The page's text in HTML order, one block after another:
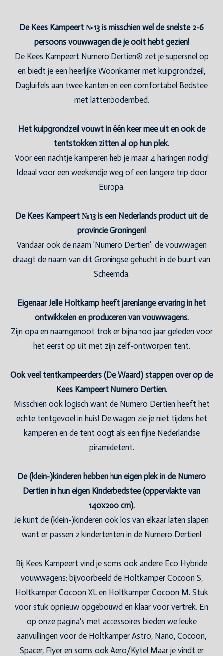
De Kees Kampeert №13 is misschien wel de snelste 2-6
persoons vouwwagen die je ooit hebt gezien!
De Kees Kampeert Numero Dertien® zet je supersnel op
en biedt je een heerlijke Woonkamer met kuipgrondzeil,
Dagluifels aan twee kanten en een comfortabel Bedstee
met lattenbodembed.
Het kuipgrondzeil vouwt in één keer mee uit en ook de
tentstokken zitten al op hun plek.
Voor een nachtje kamperen heb je maar 4 haringen nodig!
Ideaal voor een weekendje weg of een langere trip door
Europa.
De Kees Kampeert №13 is een Nederlands product uit de
provincie Groningen!
Vandaar ook de naam 'Numero Dertien': de vouwwagen
draagt de naam van dit Groningse gehucht in de buurt van
Scheemda.
Eigenaar Jelle Holtkamp heeft jarenlange ervaring in het
ontwikkelen en produceren van vouwwagens.
Zijn opa en naamgenoot trok er bijna 100 jaar geleden voor
het eerst op uit met zijn zelf-ontworpen tent.
Ook veel tentkampeerders (De Waard) stappen over op de
Kees Kampeert Numero Dertien.
Misschien ook logisch want de Numero Dertien heeft het
echte tentgevoel in huis! De wagen zie je niet tijdens het
kamperen en de tent oogt als een fijne Nederlandse
piramidetent.
De (klein-)kinderen hebben hun eigen plek in de Numero
Dertien in hun eigen Kinderbedstee (oppervlakte van
140x200 cm).
Je kunt de (klein-)kinderen ook los van elkaar laten slapen
want er passen 2 kindertenten in de Numero Dertien!
Bij Kees Kampeert vind je soms ook andere Eco Hybride
vouwwagens: bijvoorbeeld de Holtkamper Cocoon S,
Holtkamper Cocoon XL en Holtkamper Cocoon M. Stuk
voor stuk opnieuw opgebouwd en klaar voor vertrek. En
op onze pagina's met accessoires bieden we leuke
aanvullingen voor de Holtkamper Astro, Nano, Cocoon,
Spacer, Flyer en soms ook Aero/Kyte! Maar je vindt er